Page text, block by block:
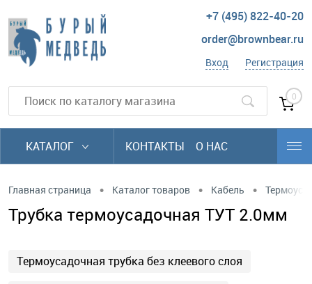
+7 (495) 822-40-20
order@brownbear.ru
Вход Регистрация
0
КАТАЛОГ КОНТАКТЫ О НАС
Главная страница • Каталог товаров • Кабель •
Трубка термоусадочная ТУТ 2.0мм
Термоусадочная трубка без клеевого слоя